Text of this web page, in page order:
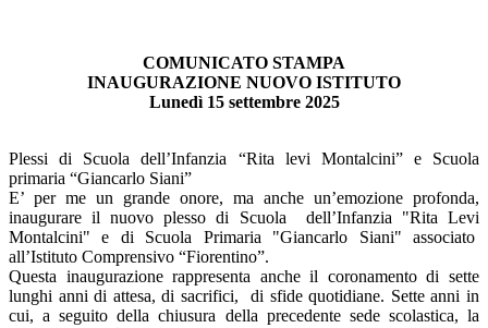
COMUNICATO STAMPA
INAUGURAZIONE NUOVO ISTITUTO
Lunedì 15 settembre 2025
Plessi di Scuola dell’Infanzia “Rita levi Montalcini” e Scuola
primaria “Giancarlo Siani”
E’ per me un grande onore, ma anche un’emozione profonda,
inaugurare il nuovo plesso di Scuola dell’Infanzia "Rita Levi
Montalcini" e di Scuola Primaria "Giancarlo Siani" associato
all’Istituto Comprensivo “Fiorentino”.
Questa inaugurazione rappresenta anche il coronamento di sette
lunghi anni di attesa, di sacrifici, di sfide quotidiane. Sette anni in
cui, a seguito della chiusura della precedente sede scolastica, la